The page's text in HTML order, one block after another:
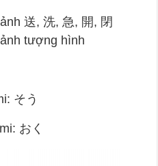
送, 洗, 急, 開, 閉
tượng hình
そう
おく